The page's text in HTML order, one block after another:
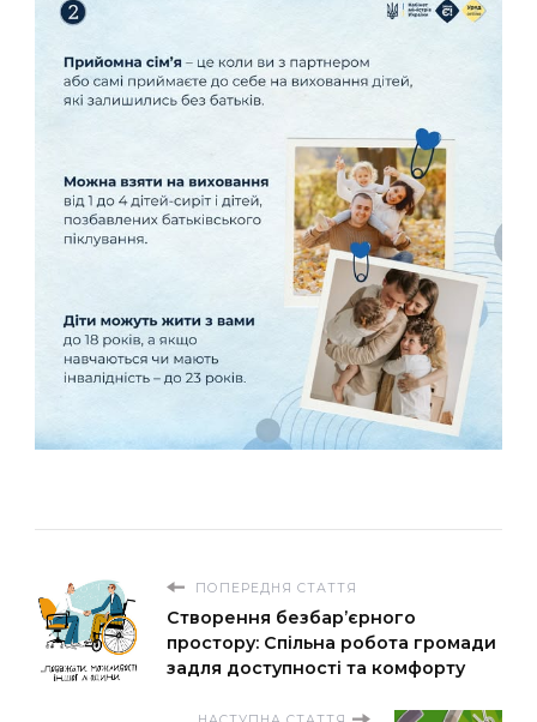
ПОПЕРЕДНЯ СТАТТЯ
Створення безбар’єрного
простору: Спільна робота громади
задля доступності та комфорту